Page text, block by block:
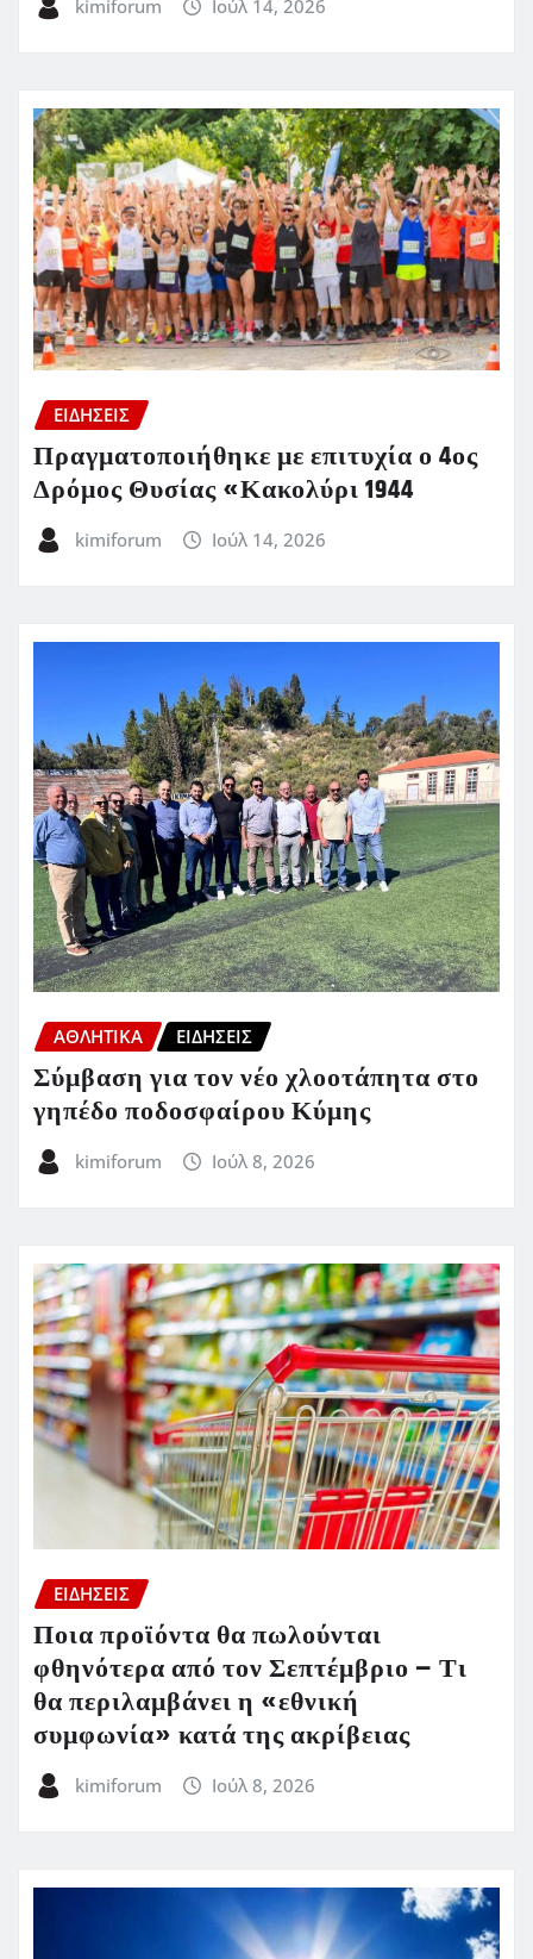
kimiforum Ιούλ 14, 2026
ΕΙΔΗΣΕΙΣ
Πραγματοποιήθηκε με επιτυχία ο 4ος
Δρόμος Θυσίας «Κακολύρι 1944
kimiforum Ιούλ 14, 2026
ΑΘΛΗΤΙΚΑ ΕΙΔΗΣΕΙΣ
Σύμβαση για τον νέο χλοοτάπητα στο
γηπέδο ποδοσφαίρου Κύμης
kimiforum Ιούλ 8, 2026
ΕΙΔΗΣΕΙΣ
Ποια προϊόντα θα πωλούνται
φθηνότερα από τον Σεπτέμβριο – Τι
θα περιλαμβάνει η «εθνική
συμφωνία» κατά της ακρίβειας
kimiforum Ιούλ 8, 2026